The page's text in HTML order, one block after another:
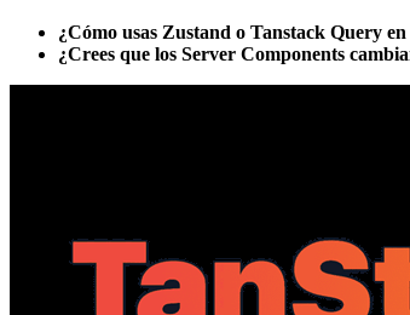
¿Cómo usas Zustand o Tanstack Query
¿Crees que los Server Components